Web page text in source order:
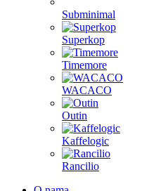
Subminimal
Superkop
Timemore
WACACO
Outin
Kaffelogic
Rancilio